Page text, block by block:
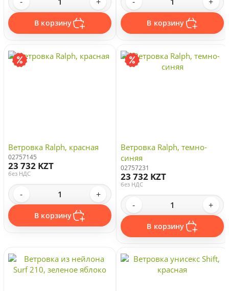
В корзину В корзину
Ветровка Ralph, красная
02757145
23 732 KZT
без НДС
- +
В корзину
Ветровка Ralph, темно-
синяя
02757231
23 732 KZT
без НДС
- +
В корзину